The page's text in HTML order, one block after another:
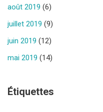
août 2019 (6)
juillet 2019 (9)
juin 2019 (12)
mai 2019 (14)
Étiquettes